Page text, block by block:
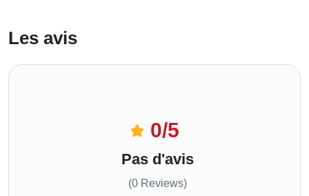
Les avis
0/5
Pas d'avis
(0 Reviews)